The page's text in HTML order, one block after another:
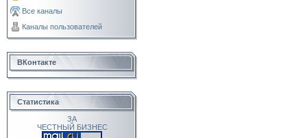
Все каналы
Каналы пользователей
ВКонтакте
Статистика
ЗА
ЧЕСТНЫЙ БИЗНЕС